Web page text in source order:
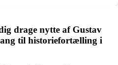
drage nytte af Gustav
til historiefortælling i